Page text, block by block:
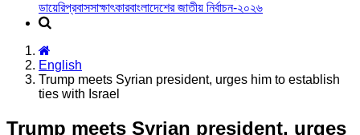
ডায়েরিপ্রবাসসাক্ষাৎকারবাংলাদেশের জাতীয় নির্বাচন-২০২৬
English
Trump meets Syrian president, urges him to establish
ties with Israel
Trump meets Syrian president, urges